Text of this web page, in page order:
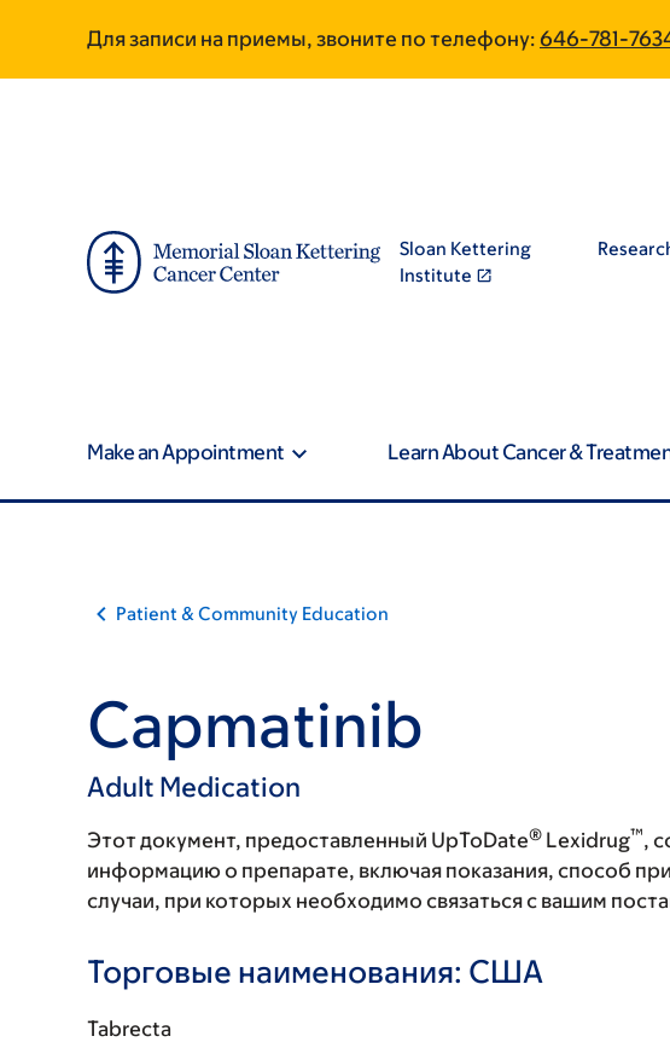
main
footer
Для записи на приемы, звоните по телефону: 646-781-
Sloan Kettering
Institute
Make an Appointment Learn About Cancer &
Patient & Community Education
Capmatinib
Adult Medication
Этот документ, предоставленный UpToDate® Lexidrug™,
информацию о препарате, включая показания, способ
случаи, при которых необходимо связаться с вашим
Торговые наименования: США
Tabrecta